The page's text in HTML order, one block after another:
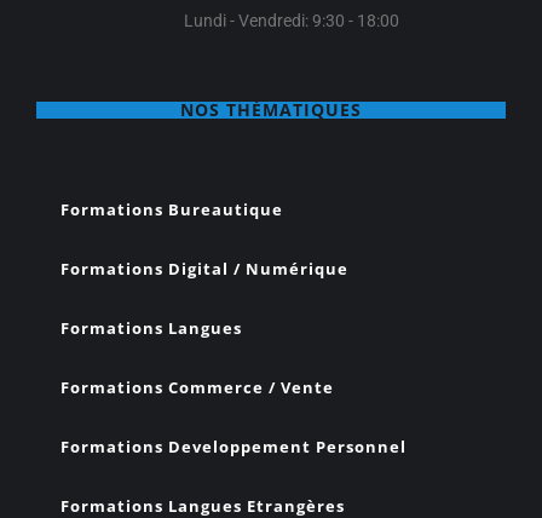
Lundi - Vendredi: 9:30 - 18:00
NOS THÉMATIQUES
Formations Bureautique
Formations Digital / Numérique
Formations Langues
Formations Commerce / Vente
Formations Developpement Personnel
Formations Langues Etrangères